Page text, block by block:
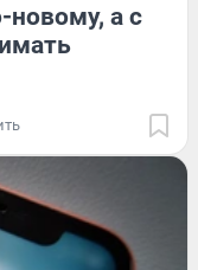
новому, а с